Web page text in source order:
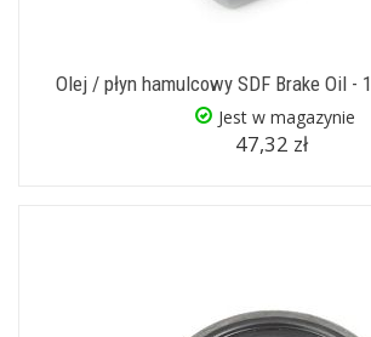
Olej / płyn hamulcowy SDF Brake Oil -
Jest w magazynie
47,32 zł